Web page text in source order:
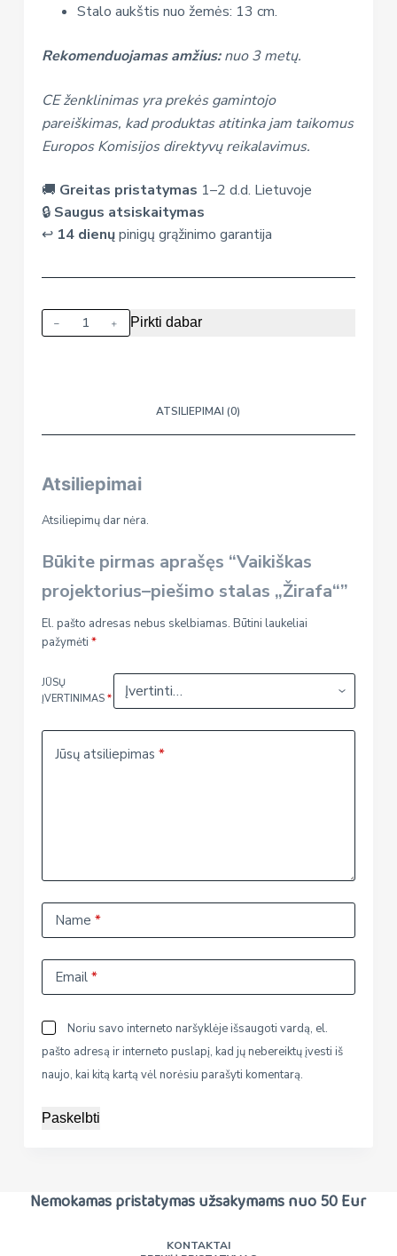
Stalo aukštis nuo žemės: 13 cm.
Rekomenduojamas amžius:nuo 3 metų.
CE ženklinimas yra prekės gamintojo
pareiškimas, kad produktas atitinka jam taikomus
Europos Komisijos direktyvų reikalavimus.
🚚 Greitas pristatymas 1–2 d.d. Lietuvoje
🔒 Saugus atsiskaitymas
↩️ 14 dienųpinigų grąžinimo garantija
produkto
kiekis:
Pirkti dabar
ATSILIEPIMAI (0)
Atsiliepimai
Atsiliepimų dar nėra.
Būkite pirmas aprašęs “Vaikiškas
projektorius–piešimo stalas „Žirafa“”
El. pašto adresas nebus skelbiamas. Būtini laukeliai
pažymėti *
JŪSŲ
ĮVERTINIMAS *
Jūsų atsiliepimas *
Name *
Email*
Noriu savo interneto naršyklėje išsaugoti vardą, el.
pašto adresą ir interneto puslapį, kad jų nebereiktų įvesti iš
naujo, kai kitą kartą vėl norėsiu parašyti komentarą.
Paskelbti
Nemokamas pristatymas užsakymams nuo 50 Eur
KONTAKTAI